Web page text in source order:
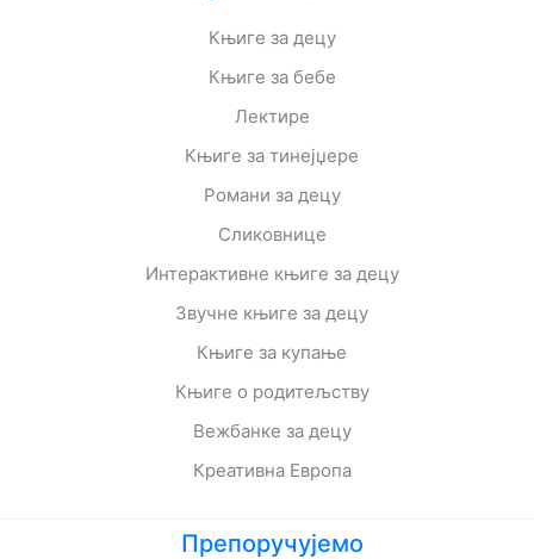
Књиге за децу
Књиге за бебе
Лектире
Књиге за тинејџере
Романи за децу
Сликовнице
Интерактивне књиге за децу
Звучне књиге за децу
Књиге за купање
Књиге о родитељству
Вежбанке за децу
Креативна Европа
Препоручујемо